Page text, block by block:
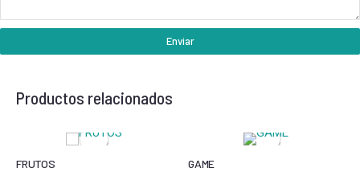
Enviar
Productos relacionados
FRUTOS GAME